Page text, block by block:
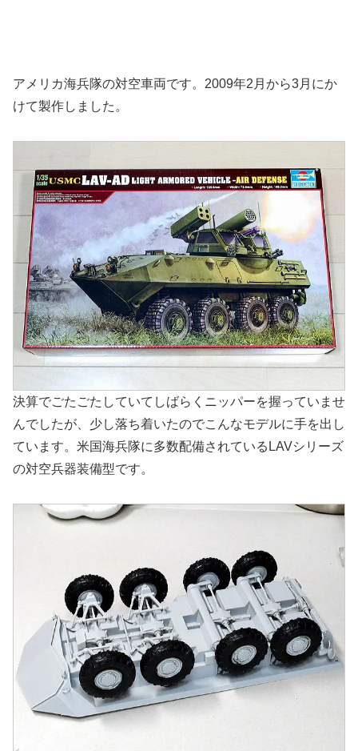
アメリカ海兵隊の対空車両です。2009年2月から3月にか
けて製作しました。
決算でごたごたしていてしばらくニッパーを握っていませ
んでしたが、少し落ち着いたのでこんなモデルに手を出し
ています。米国海兵隊に多数配備されているLAVシリーズ
の対空兵器装備型です。